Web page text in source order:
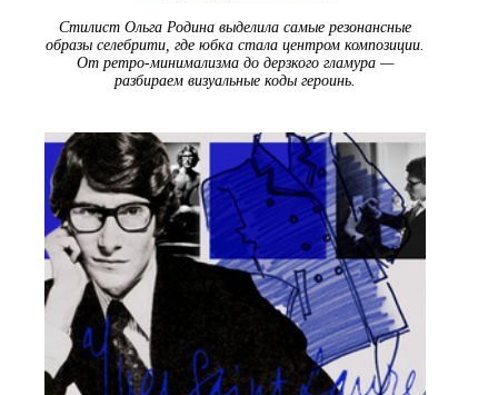
Стилист Ольга Родина выделила самые резонансные
образы селебрити, где юбка стала центром композиции.
От ретро-минимализма до дерзкого гламура —
разбираем визуальные коды героинь.